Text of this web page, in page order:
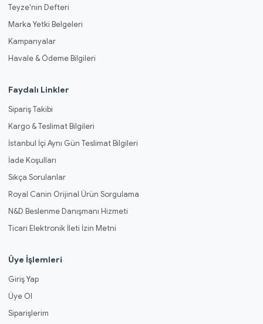
Teyze'nin Defteri
Marka Yetki Belgeleri
Kampanyalar
Havale & Ödeme Bilgileri
Faydalı Linkler
Sipariş Takibi
Kargo & Teslimat Bilgileri
İstanbul İçi Aynı Gün Teslimat Bilgileri
İade Koşulları
Sıkça Sorulanlar
Royal Canin Orijinal Ürün Sorgulama
N&D Beslenme Danışmanı Hizmeti
Ticari Elektronik İleti İzin Metni
Üye İşlemleri
Giriş Yap
Üye Ol
Siparişlerim